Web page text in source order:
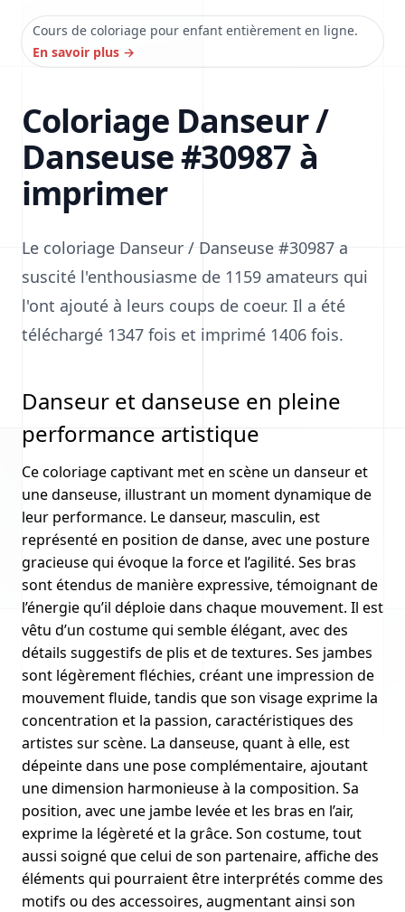
Cours de coloriage pour enfant entièrement en ligne.
En savoir plus →
Coloriage Danseur /
Danseuse #30987 à
imprimer
Le coloriage Danseur / Danseuse #30987 a
suscité l'enthousiasme de 1159 amateurs qui
l'ont ajouté à leurs coups de coeur. Il a été
téléchargé 1347 fois et imprimé 1406 fois.
Danseur et danseuse en pleine
performance artistique
Ce coloriage captivant met en scène un danseur et
une danseuse, illustrant un moment dynamique de
leur performance. Le danseur, masculin, est
représenté en position de danse, avec une posture
gracieuse qui évoque la force et l’agilité. Ses bras
sont étendus de manière expressive, témoignant de
l’énergie qu’il déploie dans chaque mouvement. Il est
vêtu d’un costume qui semble élégant, avec des
détails suggestifs de plis et de textures. Ses jambes
sont légèrement fléchies, créant une impression de
mouvement fluide, tandis que son visage exprime la
concentration et la passion, caractéristiques des
artistes sur scène. La danseuse, quant à elle, est
dépeinte dans une pose complémentaire, ajoutant
une dimension harmonieuse à la composition. Sa
position, avec une jambe levée et les bras en l’air,
exprime la légèreté et la grâce. Son costume, tout
aussi soigné que celui de son partenaire, affiche des
éléments qui pourraient être interprétés comme des
motifs ou des accessoires, augmentant ainsi son